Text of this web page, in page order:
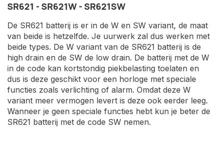
SR621 - SR621W - SR621SW
De SR621 batterij is er in de W en SW variant, de maat
van beide is hetzelfde. Je uurwerk zal dus werken met
beide types. De W variant van de SR621 batterij is de
high drain en de SW de low drain. De batterij met de W
in de code kan kortstondig piekbelasting toelaten en
dus is deze geschikt voor een horloge met speciale
functies zoals verlichting of alarm. Omdat deze W
variant meer vermogen levert is deze ook eerder leeg.
Wanneer je geen speciale functies hebt kun je beter de
SR621 batterij met de code SW nemen.